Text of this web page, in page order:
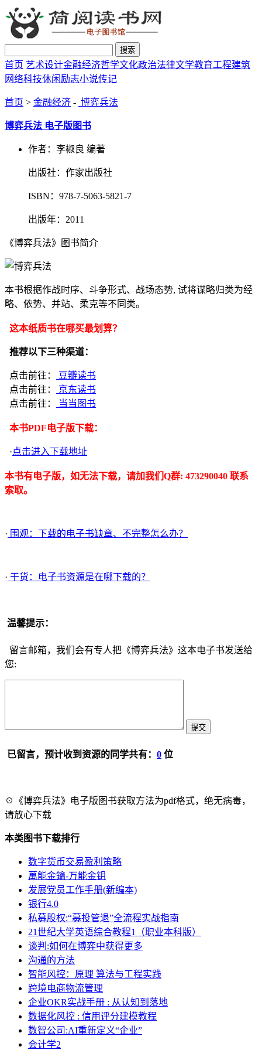
搜索
首页 艺术设计金融经济哲学文化政治法律文学教育工程建筑
网络科技休闲励志小说传记
首页 > 金融经济 - 博弈兵法
博弈兵法 电子版图书
作者：李椒良 编著
出版社：作家出版社
ISBN：978-7-5063-5821-7
出版年：2011
《博弈兵法》图书简介
本书根据作战时序、斗争形式、战场态势, 试将谋略归类为经
略、依势、并站、柔克等不同类。
这本纸质书在哪买最划算？
推荐以下三种渠道：
点击前往：
豆瓣读书
点击前往：
京东读书
点击前往：
当当图书
本书PDF电子版下载：
·点击进入下载地址
本书有电子版，如无法下载，请加我们Q群: 473290040 联系
索取。
· 围观：下载的电子书缺章、不完整怎么办？
· 干货：电子书资源是在哪下载的？
温馨提示：
留言邮箱，我们会有专人把《博弈兵法》这本电子书发送给
您:
已留言，预计收到资源的同学共有： 0 位
☉《博弈兵法》电子版图书获取方法为pdf格式，绝无病毒，
请放心下载
本类图书下载排行
数字货币交易盈利策略
萬能金鑰-万能金钥
发展党员工作手册(新编本)
银行4.0
私募股权:“募投管退”全流程实战指南
21世纪大学英语综合教程1（职业本科版）
谈判:如何在博弈中获得更多
沟通的方法
智能风控：原理 算法与工程实践
跨境电商物流管理
企业OKR实战手册 : 从认知到落地
数据化风控 : 信用评分建模教程
数智公司:AI重新定义“企业”
会计学2